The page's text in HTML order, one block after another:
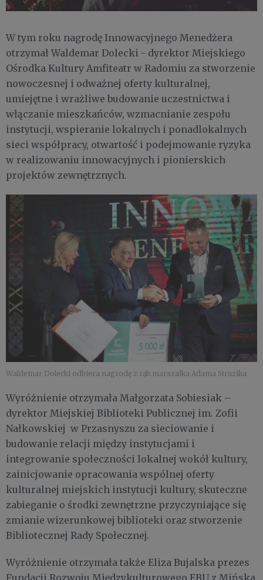
W tym roku nagrodę Innowacyjnego Menedżera
otrzymał Waldemar Dolecki - dyrektor Miejskiego
Ośrodka Kultury Amfiteatr w Radomiu za stworzenie
nowoczesnej i odważnej oferty kulturalnej,
umiejętne i wrażliwe budowanie uczestnictwa i
włączanie mieszkańców, wzmacnianie zespołu
instytucji, wspieranie lokalnych i ponadlokalnych
sieci współpracy, otwartość i podejmowanie ryzyka
w realizowaniu innowacyjnych i pionierskich
projektów zewnętrznych.
Waldemar Dolecki odbiera nagrodę z rąk marszałka Adama Struzika
Wyróżnienie otrzymała Małgorzata Sobiesiak –
dyrektor Miejskiej Biblioteki Publicznej im. Zofii
Nałkowskiej w Przasnyszu za sieciowanie i
budowanie relacji między instytucjami i
integrowanie społeczności lokalnej wokół kultury,
zainicjowanie opracowania wspólnej oferty
kulturalnej miejskich instytucji kultury, skuteczne
zabieganie o środki zewnętrzne przyczyniające się
zmianie wizerunkowej biblioteki oraz stworzenie
Bibliotecznej Rady Społecznej.
Wyróżnienie otrzymała także Eliza Bujalska prezes
Fundacji Rozwoju Międzykulturowego EBU z Mińska